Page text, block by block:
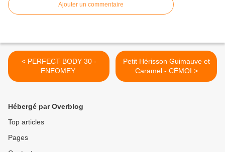
Ajouter un commentaire
< PERFECT BODY 30 -
ENEOMEY
Petit Hérisson Guimauve et
Caramel - CÉMOI >
Hébergé par Overblog
Top articles
Pages